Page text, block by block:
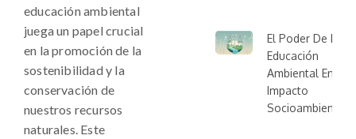
educación ambiental
juega un papel crucial
en la promoción de la
sostenibilidad y la
conservación de
nuestros recursos
naturales. Este
El Poder De La
Educación
Ambiental En El
Impacto
Socioambiental